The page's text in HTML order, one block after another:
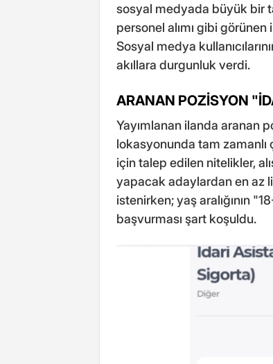
sosyal medyada büyük bir
personel alımı gibi
Sosyal medya
akıllara durgunluk verdi.
ARANAN POZİSYON
Yayımlanan ilanda aranan
lokasyonunda tam zamanlı
için talep edilen nitelikler,
yapacak adaylardan en az
istenirken; yaş aralığının
başvurması şart koşuldu.